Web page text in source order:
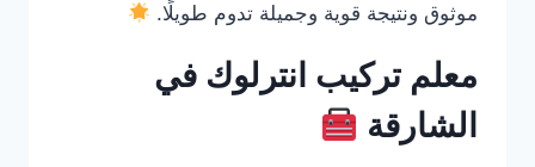
موثوق ونتيجة قوية وجميلة تدوم طويلًا.
معلم تركيب انترلوك في
الشارقة